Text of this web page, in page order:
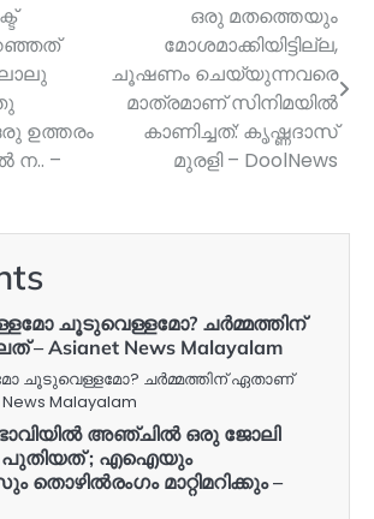
ഉത്തരം
ന.. –
ഒരു മതത്തെയും
മോശമാക്കിയിട്ടില്ല,
ചൂഷണം ചെയ്യുന്നവരെ
മാത്രമാണ് സിനിമയിൽ
കാണിച്ചത്: കൃഷ്ണദാസ്
മുരളി – DoolNews
ചൂടുവെള്ളമോ? ചർമ്മത്തിന്
Asianet News Malayalam
ചൂടുവെള്ളമോ? ചർമ്മത്തിന് ഏതാണ്
Malayalam
അഞ്ചിൽ ഒരു ജോലി
പുതിയത് ; എഐയും
തൊഴിൽരംഗം മാറ്റിമറിക്കും –